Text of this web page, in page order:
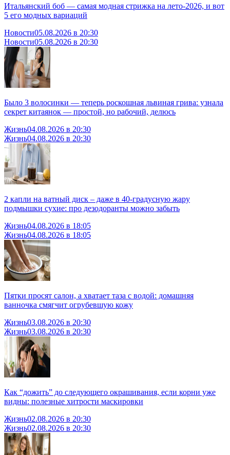
Итальянский боб — самая модная стрижка на лето-2026, и вот
5 его модных вариаций
Новости05.08.2026 в 20:30
Новости05.08.2026 в 20:30
Было 3 волосинки — теперь роскошная львиная грива: узнала
секрет китаянок — простой, но рабочий, делюсь
Жизнь04.08.2026 в 20:30
Жизнь04.08.2026 в 20:30
2 капли на ватный диск – даже в 40-градусную жару
подмышки сухие: про дезодоранты можно забыть
Жизнь04.08.2026 в 18:05
Жизнь04.08.2026 в 18:05
Пятки просят салон, а хватает таза с водой: домашняя
ванночка смягчит огрубевшую кожу
Жизнь03.08.2026 в 20:30
Жизнь03.08.2026 в 20:30
Как “дожить” до следующего окрашивания, если корни уже
видны: полезные хитрости маскировки
Жизнь02.08.2026 в 20:30
Жизнь02.08.2026 в 20:30